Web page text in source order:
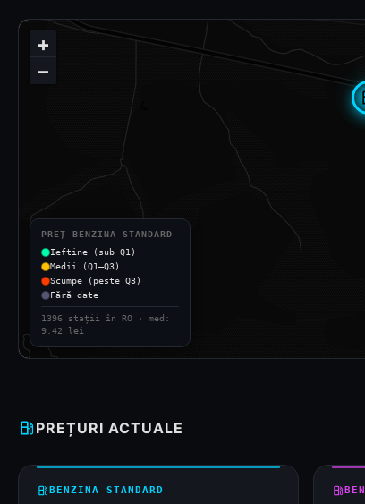
+
−
PREȚ BENZINA STANDARD
Ieftine (sub Q1)
Medii (Q1–Q3)
Scumpe (peste Q3)
Fără date
1396 stații în RO · med:
9.42 lei
local_gas_station PREȚURI ACTUALE
local_gas_stationBENZINA STANDARD local_gas_station